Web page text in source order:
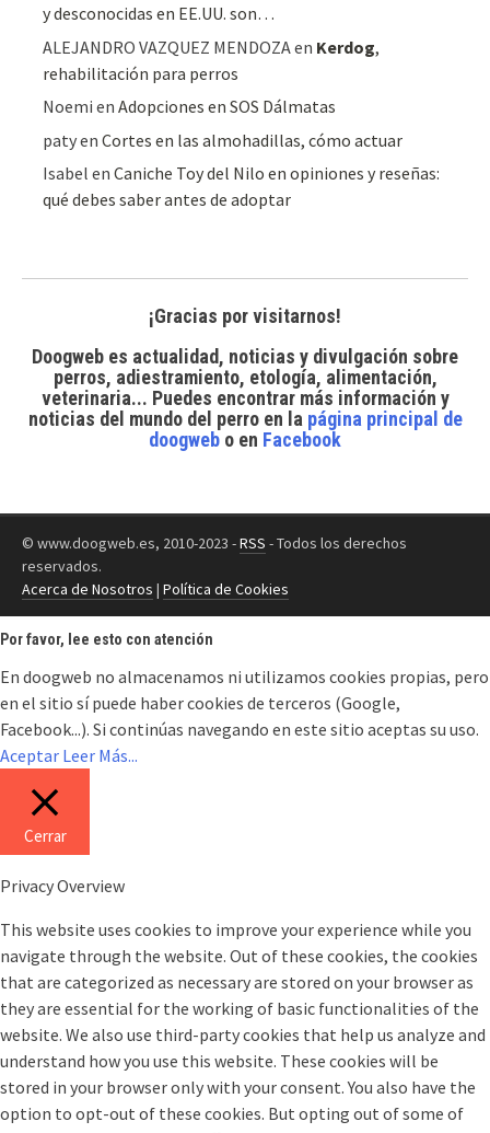
y desconocidas en EE.UU. son…
ALEJANDRO VAZQUEZ MENDOZAen Kerdog,
rehabilitación para perros
Noemi enAdopciones en SOS Dálmatas
patyenCortes en las almohadillas, cómo actuar
Isabel enCaniche Toy del Nilo en opiniones y reseñas:
qué debes saber antes de adoptar
¡Gracias por visitarnos!
Doogweb es actualidad, noticias y divulgación sobre
perros, adiestramiento, etología, alimentación,
veterinaria... Puedes encontrar más información y
noticias del mundo del perroen la página principal de
doogweb o en Facebook
© www.doogweb.es, 2010-2023 -RSS - Todos los derechos
reservados.
Acerca de Nosotros | Política de Cookies
Por favor, lee esto con atención
En doogweb no almacenamos ni utilizamos cookies propias, pero
en el sitio sí puede haber cookies de terceros (Google,
Facebook...). Si continúas navegando en este sitio aceptas su uso.
Aceptar Leer Más...
Cerrar
Privacy Overview
This website uses cookies to improve your experience while you
navigate through the website. Out of these cookies, the cookies
that are categorized as necessary are stored on your browser as
they are essential for the working of basic functionalities of the
website. We also use third-party cookies that help us analyze and
understand how you use this website. These cookies will be
stored in your browser only with your consent. You also have the
option to opt-out of these cookies. But opting out of some of